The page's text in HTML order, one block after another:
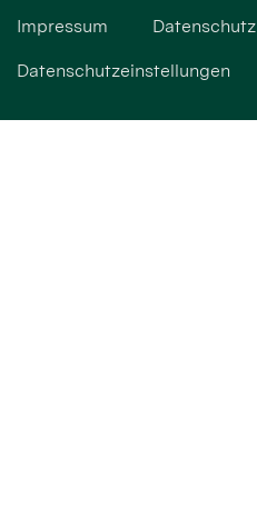
Impressum Datenschutz
Datenschutzeinstellungen